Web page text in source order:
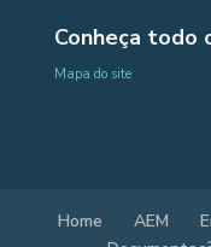
Conheça todo
Mapa do site
Home AEM